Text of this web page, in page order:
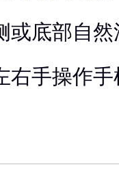
或底部自
右手操作